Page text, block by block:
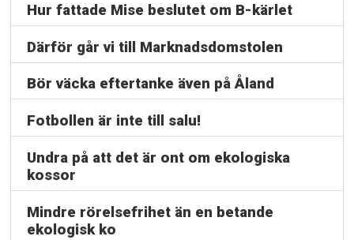
Hur fattade Mise beslutet om B-kärlet
Därför går vi till Marknadsdomstolen
Bör väcka eftertanke även på Åland
Fotbollen är inte till salu!
Undra på att det är ont om ekologiska
kossor
Mindre rörelsefrihet än en betande
ekologisk ko